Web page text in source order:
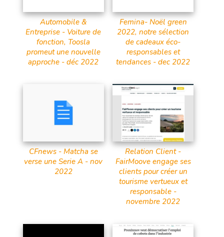
Automobile &
Entreprise - Voiture de
fonction, Toosla
promeut une nouvelle
approche - déc 2022
Femina- Noël green
2022, notre sélection
de cadeaux éco-
responsables et
tendances - dec 2022
CFnews - Matcha se
verse une Serie A - nov
2022
Relation Client -
FairMoove engage ses
clients pour créer un
tourisme vertueux et
responsable -
novembre 2022